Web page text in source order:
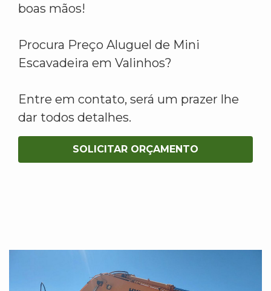
boas mãos!
Procura Preço Aluguel de Mini
Escavadeira em Valinhos?
Entre em contato, será um prazer lhe
dar todos detalhes.
SOLICITAR ORÇAMENTO